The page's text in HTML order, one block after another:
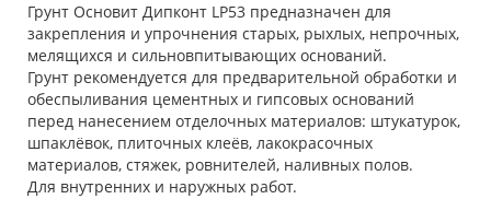
Грунт Основит Дипконт LP53 предназначен для
закрепления и упрочнения старых, рыхлых, непрочных,
мелящихся и сильновпитывающих оснований.
Грунт рекомендуется для предварительной обработки и
обеспыливания цементных и гипсовых оснований
перед нанесением отделочных материалов: штукатурок,
шпаклёвок, плиточных клеёв, лакокрасочных
материалов, стяжек, ровнителей, наливных полов.
Для внутренних и наружных работ.